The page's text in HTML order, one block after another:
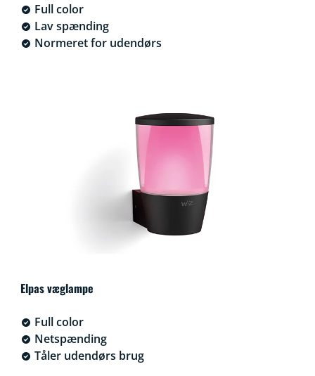
Full color
Lav spænding
Normeret for udendørs
Elpas væglampe
Full color
Netspænding
Tåler udendørs brug